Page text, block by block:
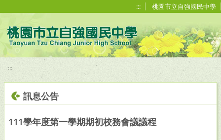
::: 桃園市立自強國民中學
:::
訊息公告
111學年度第一學期期初校務會議議程